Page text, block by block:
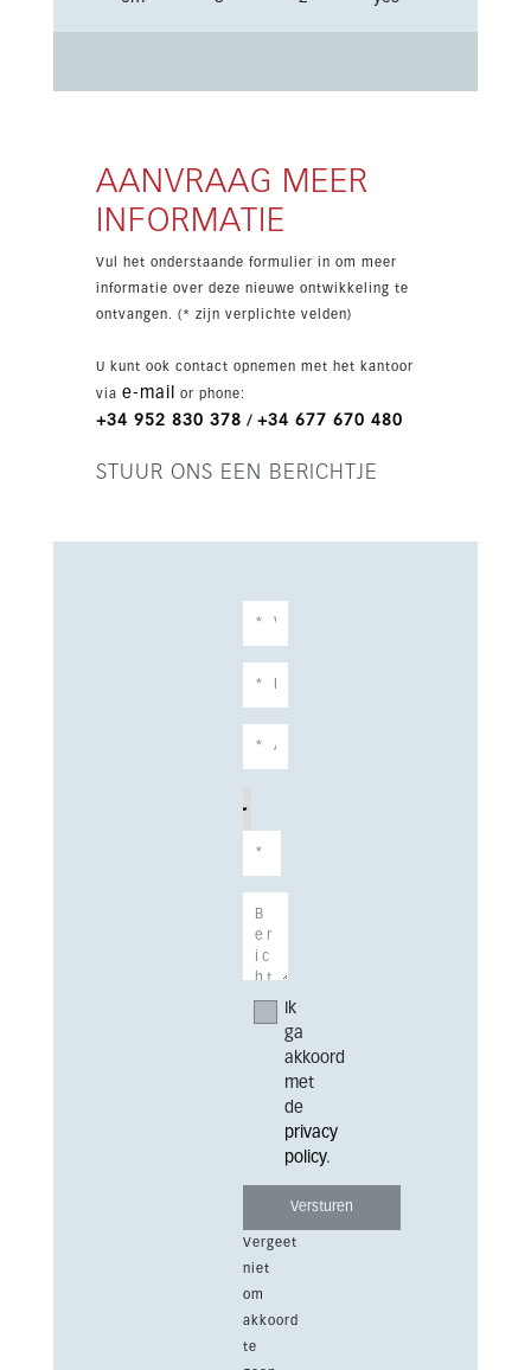
gemeenschappelijke zwembad en de outdoor
afwerking te personaliseren. Oplevering
voorzien in Q4 2028.
AANVRAAG MEER
INFORMATIE
Vul het onderstaande formulier in om meer
informatie over deze nieuwe ontwikkeling te
ontvangen. (* zijn verplichte velden)
U kunt ook contact opnemen met het kantoor
via e-mail or phone:
+34 952 830 378 / +34 677 670 480
STUUR ONS EEN BERICHTJE
Ik
ga
akkoord
met
de
privacy
policy.
Vergeet
niet
om
akkoord
te